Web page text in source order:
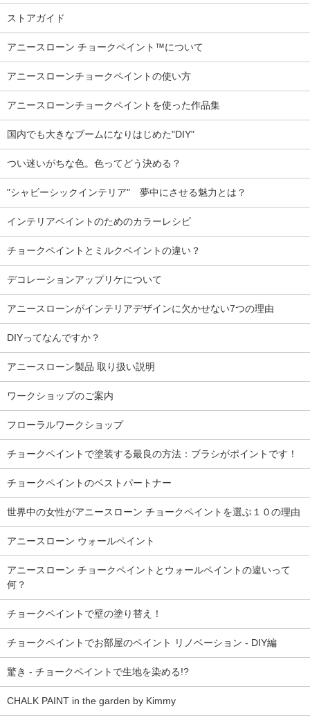
ストアガイド
アニースローン チョークペイント™について
アニースローンチョークペイントの使い方
アニースローンチョークペイントを使った作品集
国内でも大きなブームになりはじめた"DIY"
つい迷いがちな色。色ってどう決める？
"シャビーシックインテリア" 夢中にさせる魅力とは？
インテリアペイントのためのカラーレシピ
チョークペイントとミルクペイントの違い？
デコレーションアップリケについて
アニースローンがインテリアデザインに欠かせない7つの理由
DIYってなんですか？
アニースローン製品 取り扱い説明
ワークショップのご案内
フローラルワークショップ
チョークペイントで塗装する最良の方法：ブラシがポイントです！
チョークペイントのベストパートナー
世界中の女性がアニースローン チョークペイントを選ぶ１０の理由
アニースローン ウォールペイント
アニースローン チョークペイントとウォールペイントの違いって
何？
チョークペイントで壁の塗り替え！
チョークペイントでお部屋のペイント リノベーション - DIY編
驚き - チョークペイントで生地を染める!?
CHALK PAINT in the garden by Kimmy